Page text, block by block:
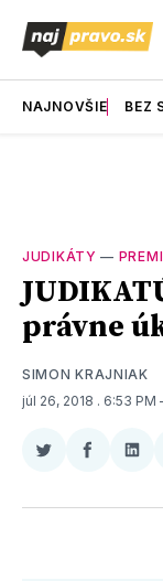
NAJNOVŠIE BEZ
JUDIKÁTY —
právne
SIMON KRAJNIAK
júl 26, 2018 . 6:53 PM
Zdieľať
Twitter
Zdieľať